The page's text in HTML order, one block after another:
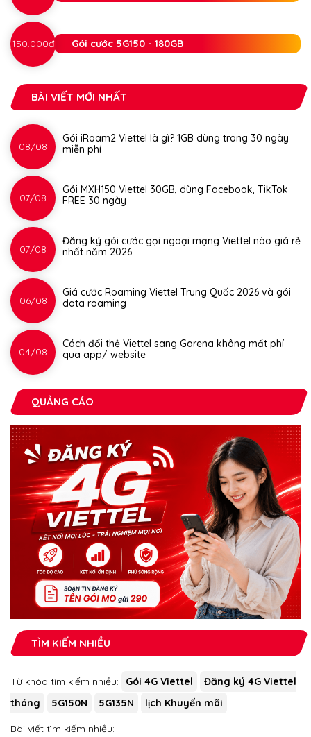
150.000đ Gói cước 5G150 - 180GB
BÀI VIẾT MỚI NHẤT
08/08
Gói iRoam2 Viettel là gì? 1GB dùng trong 30 ngày
miễn phí
07/08
Gói MXH150 Viettel 30GB, dùng Facebook, TikTok
FREE 30 ngày
07/08
Đăng ký gói cước gọi ngoại mạng Viettel nào giá rẻ
nhất năm 2026
06/08
Giá cước Roaming Viettel Trung Quốc 2026 và gói
data roaming
04/08
Cách đổi thẻ Viettel sang Garena không mất phí
qua app/ website
QUẢNG CÁO
TÌM KIẾM NHIỀU
Từ khóa tìm kiếm nhiều: Gói 4G Viettel
Đăng ký 4G Viettel
tháng
5G150N 5G135N lịch Khuyến mãi
Bài viết tìm kiếm nhiều: